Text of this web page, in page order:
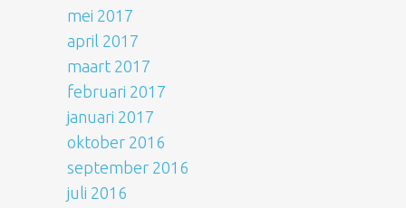
mei 2017
april 2017
maart 2017
februari 2017
januari 2017
oktober 2016
september 2016
juli 2016